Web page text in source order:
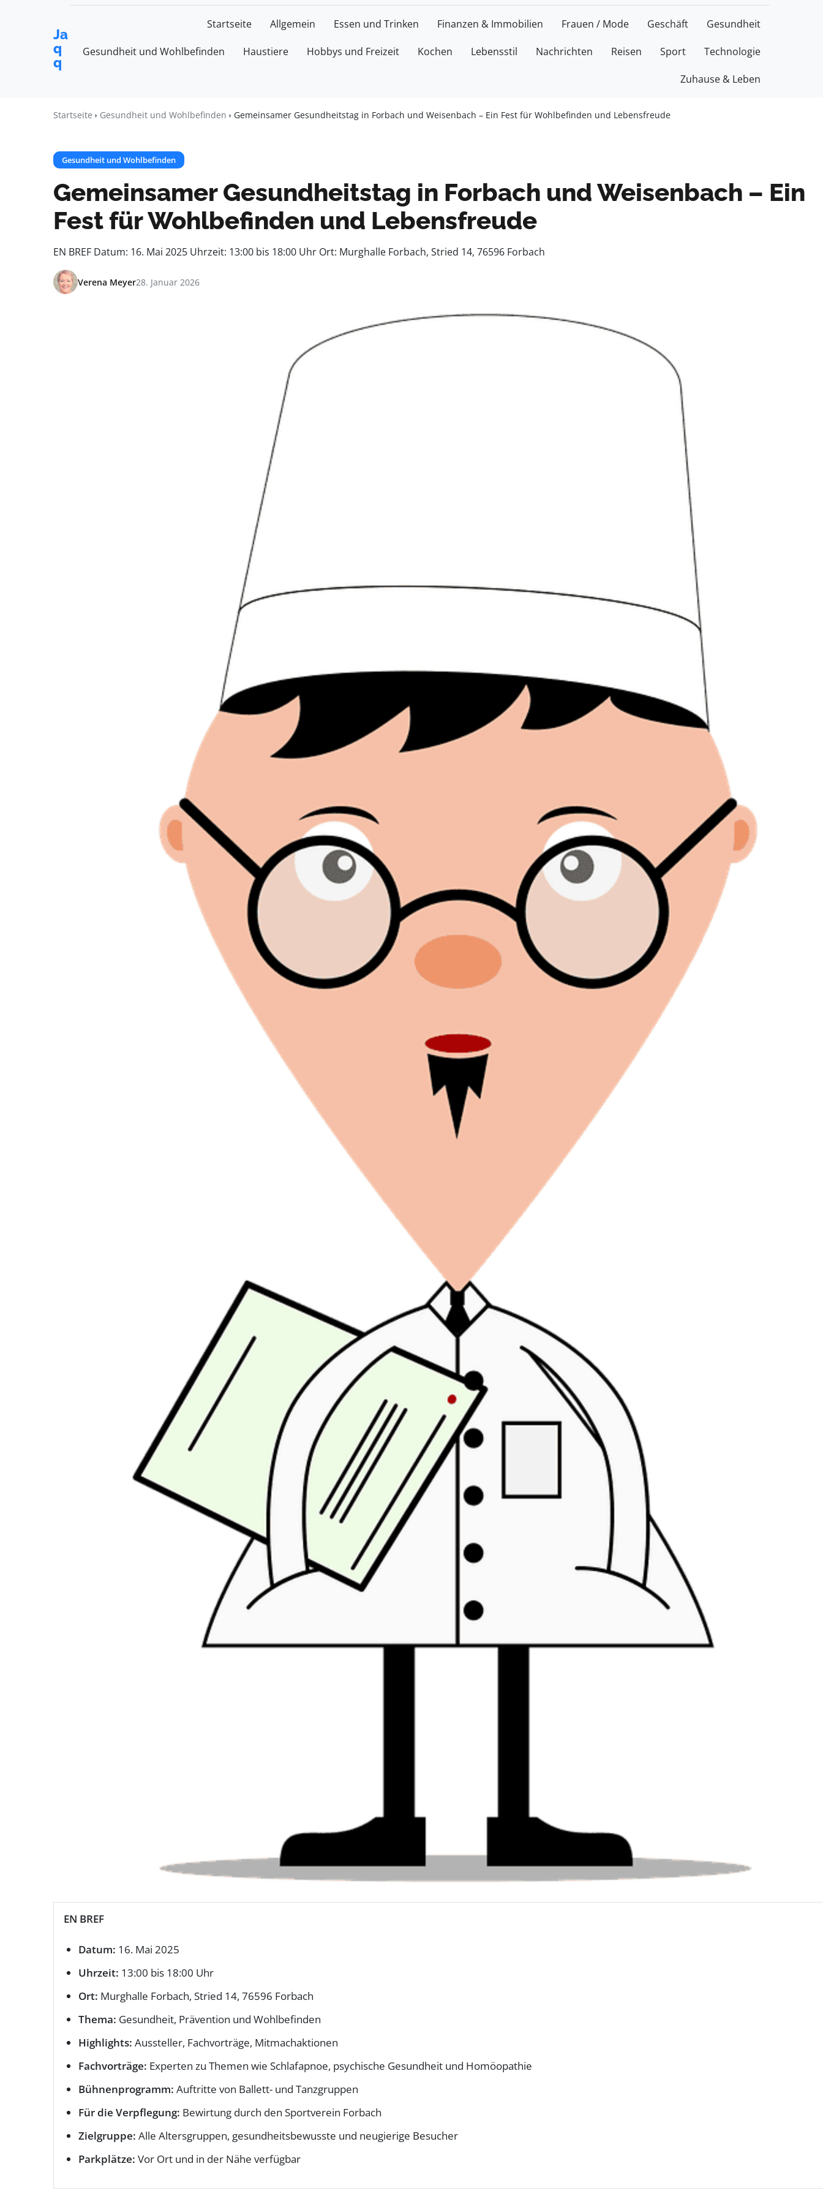
Ja
q
q
Startseite Allgemein Essen und Trinken Finanzen & Immobilien Frauen / Mode Geschäft Gesundheit
Gesundheit und Wohlbefinden Haustiere Hobbys und Freizeit Kochen Lebensstil Nachrichten Reisen Sport Technologie
Zuhause & Leben
Startseite Gesundheit und Wohlbefinden Gemeinsamer Gesundheitstag in Forbach und Weisenbach – Ein Fest für Wohlbefinden und Lebensfreude
Gesundheit und Wohlbefinden
Gemeinsamer Gesundheitstag in Forbach und Weisenbach – Ein
Fest für Wohlbefinden und Lebensfreude
EN BREF Datum: 16. Mai 2025 Uhrzeit: 13:00 bis 18:00 Uhr Ort: Murghalle Forbach, Stried 14, 76596 Forbach
Verena Meyer28. Januar 2026
EN BREF
Datum: 16. Mai 2025
Uhrzeit: 13:00 bis 18:00 Uhr
Ort: Murghalle Forbach, Stried 14, 76596 Forbach
Thema: Gesundheit, Prävention und Wohlbefinden
Highlights: Aussteller, Fachvorträge, Mitmachaktionen
Fachvorträge: Experten zu Themen wie Schlafapnoe, psychische Gesundheit und Homöopathie
Bühnenprogramm: Auftritte von Ballett- und Tanzgruppen
Für die Verpflegung: Bewirtung durch den Sportverein Forbach
Zielgruppe: Alle Altersgruppen, gesundheitsbewusste und neugierige Besucher
Parkplätze: Vor Ort und in der Nähe verfügbar